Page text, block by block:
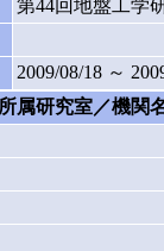
第44回地盤工学
2009/08/18 ～
所属研究室／機関